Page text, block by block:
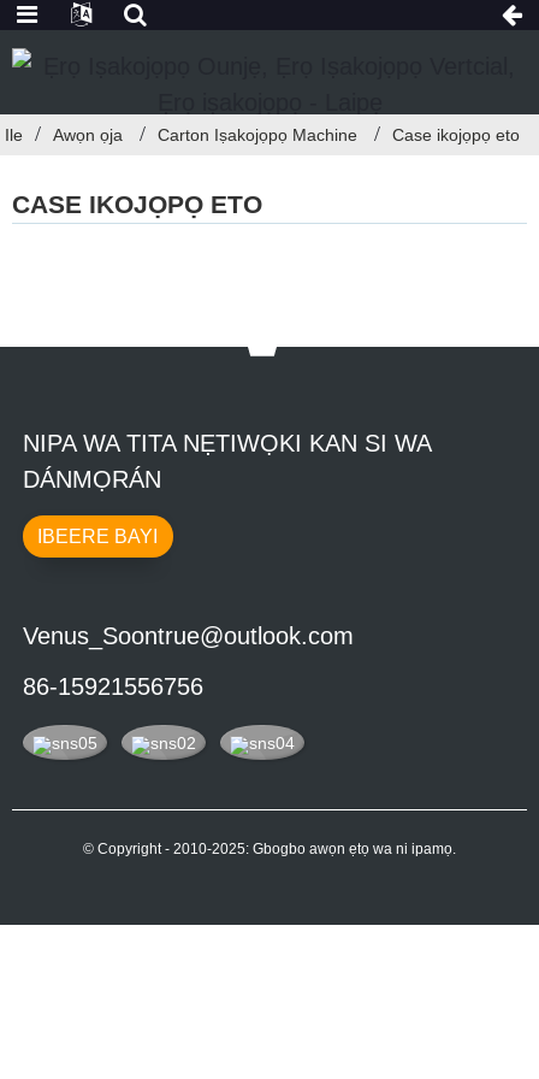
Ile Awọn ọja Carton Iṣakojọpọ Machine Case ikojọpọ eto
CASE IKOJỌPỌ ETO
NIPA WA TITA NẸTIWỌKI KAN SI WA
DÁNMỌRÁN
IBEERE BAYI
Venus_Soontrue@outlook.com
86-15921556756
© Copyright - 2010-2025: Gbogbo awọn ẹtọ wa ni ipamọ.